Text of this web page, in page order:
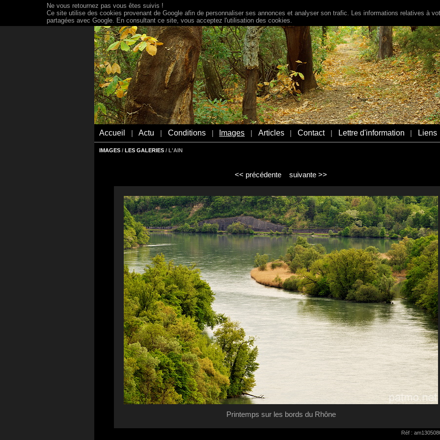
Accueil Actu Conditions Images Articles Contact Lettre d'information Liens
IMAGES / LES GALERIES / L'AIN
<< précédente suivante >>
Printemps sur les bords du Rhône
Réf :
Ne vous retournez pas vous êtes suivis !
Ce site utilise des cookies provenant de Google afin de personnaliser ses annonces et analyser son trafic. Les informations relatives à
partagées avec Google. En consultant ce site, vous acceptez l'utilisation des cookies.